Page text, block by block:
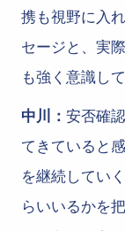
携も視野に入
セージと、実
も強く意識し
中川： 安否確
てきていると
を継続してい
らいいるかを